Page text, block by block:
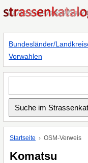
Bundesländer/
Vorwahlen
Startseite OSM-Verweis
Komatsu